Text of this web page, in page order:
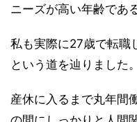
ニーズが高い年齢であ
私も実際に27歳で転職
という道を辿りました。
産休に入るまで丸年間